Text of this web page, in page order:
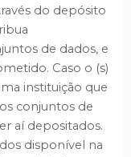
do depósito
de dados, e
Caso o (s)
instituição que
conjuntos de
aí depositados.
disponível na